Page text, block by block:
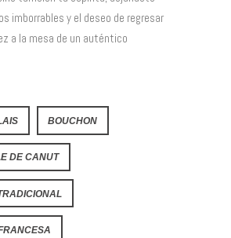
imborrables y el deseo de regresar
a la mesa de un auténtico
BOUCHON
DE CANUT